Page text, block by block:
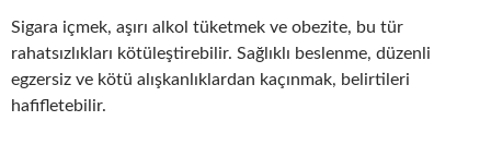
Sigara içmek, aşırı alkol tüketmek ve obezite, bu tür
rahatsızlıkları kötüleştirebilir. Sağlıklı beslenme, düzenli
egzersiz ve kötü alışkanlıklardan kaçınmak, belirtileri
hafifletebilir.